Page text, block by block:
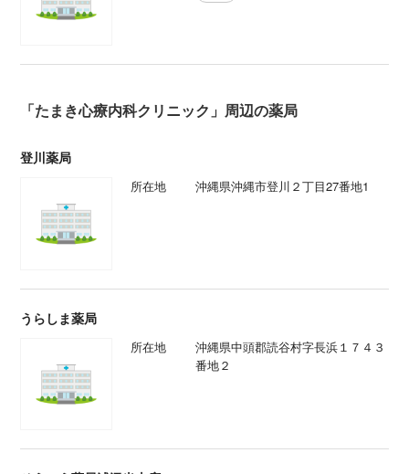
「たまき心療内科クリニック」周辺の薬局
登川薬局
所在地 沖縄県沖縄市登川２丁目27番地1
うらしま薬局
所在地
沖縄県中頭郡読谷村字長浜１７４３
番地２